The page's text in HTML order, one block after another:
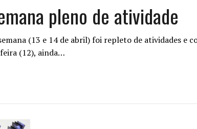
pleno de atividade
(13 e 14 de abril) foi repleto de atividades e
(12), ainda…